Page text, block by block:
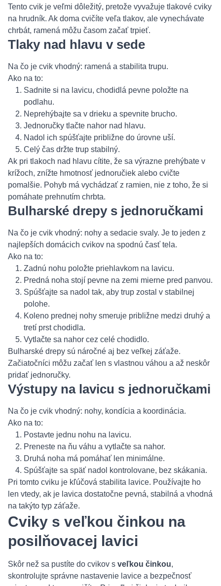
Tento cvik je veľmi dôležitý, pretože vyvažuje tlakové cviky
na hrudník. Ak doma cvičíte veľa tlakov, ale vynechávate
chrbát, ramená môžu časom začať trpieť.
Tlaky nad hlavu v sede
Na čo je cvik vhodný: ramená a stabilita trupu.
Ako na to:
Sadnite si na lavicu, chodidlá pevne položte na
podlahu.
Neprehýbajte sa v drieku a spevnite brucho.
Jednoručky tlačte nahor nad hlavu.
Nadol ich spúšťajte približne do úrovne uší.
Celý čas držte trup stabilný.
Ak pri tlakoch nad hlavu cítite, že sa výrazne prehýbate v
krížoch, znížte hmotnosť jednoručiek alebo cvičte
pomalšie. Pohyb má vychádzať z ramien, nie z toho, že si
pomáhate prehnutím chrbta.
Bulharské drepy s jednoručkami
Na čo je cvik vhodný: nohy a sedacie svaly. Je to jeden z
najlepších domácich cvikov na spodnú časť tela.
Ako na to:
Zadnú nohu položte priehlavkom na lavicu.
Predná noha stojí pevne na zemi mierne pred panvou.
Spúšťajte sa nadol tak, aby trup zostal v stabilnej
polohe.
Koleno prednej nohy smeruje približne medzi druhý a
tretí prst chodidla.
Vytlačte sa nahor cez celé chodidlo.
Bulharské drepy sú náročné aj bez veľkej záťaže.
Začiatočníci môžu začať len s vlastnou váhou a až neskôr
pridať jednoručky.
Výstupy na lavicu s jednoručkami
Na čo je cvik vhodný: nohy, kondícia a koordinácia.
Ako na to:
Postavte jednu nohu na lavicu.
Preneste na ňu váhu a vytlačte sa nahor.
Druhá noha má pomáhať len minimálne.
Spúšťajte sa späť nadol kontrolovane, bez skákania.
Pri tomto cviku je kľúčová stabilita lavice. Používajte ho
len vtedy, ak je lavica dostatočne pevná, stabilná a vhodná
na takýto typ záťaže.
Cviky s veľkou činkou na
posilňovacej lavici
Skôr než sa pustíte do cvikov s veľkou činkou,
skontrolujte správne nastavenie lavice a bezpečnosť